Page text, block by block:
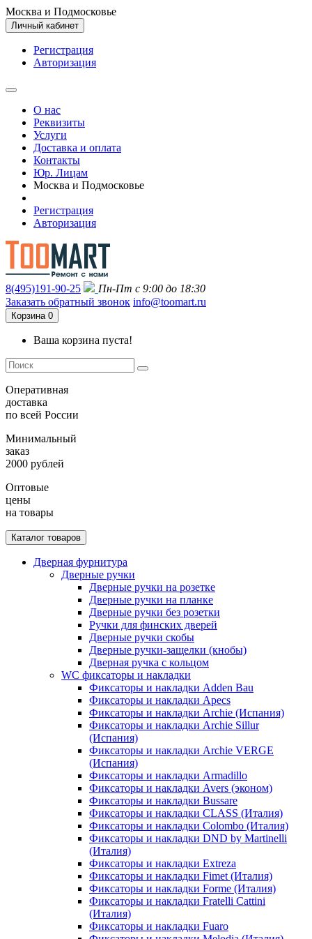
Москва и Подмосковье
Личный кабинет
Регистрация
Авторизация
О нас
Реквизиты
Услуги
Доставка и оплата
Контакты
Юр. Лицам
Москва и Подмосковье
Регистрация
Авторизация
8(495)191-90-25
Пн-Пт с 9:00 до 18:30
Заказать обратный звонок info@toomart.ru
Корзина 0
Ваша корзина пуста!
Оперативная
доставка
по всей России
Минимальный
заказ
2000 рублей
Оптовые
цены
на товары
Каталог товаров
Дверная фурнитура
Дверные ручки
Дверные ручки на розетке
Дверные ручки на планке
Дверные ручки без розетки
Ручки для финских дверей
Дверные ручки скобы
Дверные ручки-защелки (кнобы)
Дверная ручка с кольцом
WC фиксаторы и накладки
Фиксаторы и накладки Adden Bau
Фиксаторы и накладки Apecs
Фиксаторы и накладки Archie (Испания)
Фиксаторы и накладки Archie Sillur
(Испания)
Фиксаторы и накладки Archie VERGE
(Испания)
Фиксаторы и накладки Armadillo
Фиксаторы и накладки Avers (эконом)
Фиксаторы и накладки Bussare
Фиксаторы и накладки CLASS (Италия)
Фиксаторы и накладки Colombo (Италия)
Фиксаторы и накладки DND by Martinelli
(Италия)
Фиксаторы и накладки Extreza
Фиксаторы и накладки Fimet (Италия)
Фиксаторы и накладки Forme (Италия)
Фиксаторы и накладки Fratelli Cattini
(Италия)
Фиксаторы и накладки Fuaro